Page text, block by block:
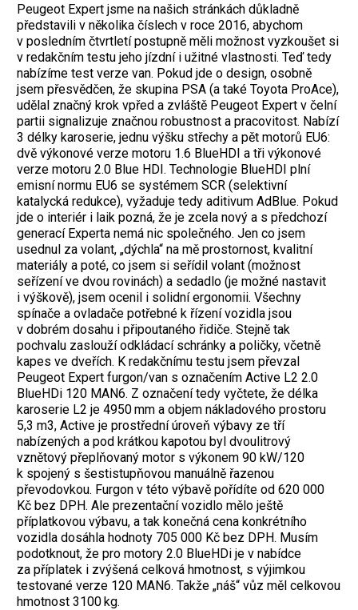
Peugeot Expert jsme na našich stránkách důkladně
představili v několika číslech v roce 2016, abychom
v posledním čtvrtletí postupně měli možnost vyzkoušet si
v redakčním testu jeho jízdní i užitné vlastnosti. Teď tedy
nabízíme test verze van. Pokud jde o design, osobně
jsem přesvědčen, že skupina PSA (a také Toyota ProAce),
udělal značný krok vpřed a zvláště Peugeot Expert v čelní
partii signalizuje značnou robustnost a pracovitost. Nabízí
3 délky karoserie, jednu výšku střechy a pět motorů EU6:
dvě výkonové verze motoru 1.6 BlueHDI a tři výkonové
verze motoru 2.0 Blue HDI. Technologie BlueHDI plní
emisní normu EU6 se systémem SCR (selektivní
katalycká redukce), vyžaduje tedy aditivum AdBlue. Pokud
jde o interiér i laik pozná, že je zcela nový a s předchozí
generací Experta nemá nic společného. Jen co jsem
usednul za volant, „dýchla“ na mě prostornost, kvalitní
materiály a poté, co jsem si seřídil volant (možnost
seřízení ve dvou rovinách) a sedadlo (je možné nastavit
i výškově), jsem ocenil i solidní ergonomii. Všechny
spínače a ovladače potřebné k řízení vozidla jsou
v dobrém dosahu i připoutaného řidiče. Stejně tak
pochvalu zaslouží odkládací schránky a poličky, včetně
kapes ve dveřích. K redakčnímu testu jsem převzal
Peugeot Expert furgon/van s označením Active L2 2.0
BlueHDi 120 MAN6. Z označení tedy vyčtete, že délka
karoserie L2 je 4950 mm a objem nákladového prostoru
5,3 m3, Active je prostřední úroveň výbavy ze tří
nabízených a pod krátkou kapotou byl dvoulitrový
vznětový přeplňovaný motor s výkonem 90 kW/120
k spojený s šestistupňovou manuálně řazenou
převodovkou. Furgon v této výbavě pořídíte od 620 000
Kč bez DPH. Ale prezentační vozidlo mělo ještě
příplatkovou výbavu, a tak konečná cena konkrétního
vozidla dosáhla hodnoty 705 000 Kč bez DPH. Musím
podotknout, že pro motory 2.0 BlueHDi je v nabídce
za příplatek i zvýšená celková hmotnost, s výjimkou
testované verze 120 MAN6. Takže „náš“ vůz měl celkovou
hmotnost 3100 kg.